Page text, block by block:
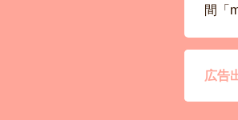
間「
広告